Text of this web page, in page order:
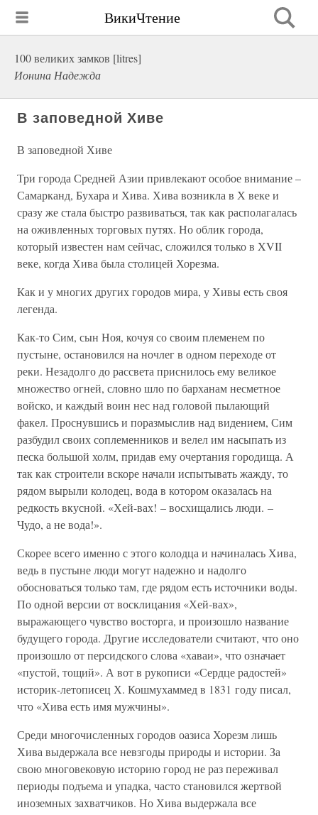
ВикиЧтение
100 великих замков [litres]
Ионина Надежда
В заповедной Хиве
В заповедной Хиве
Три города Средней Азии привлекают особое внимание –
Самарканд, Бухара и Хива. Хива возникла в Х веке и
сразу же стала быстро развиваться, так как располагалась
на оживленных торговых путях. Но облик города,
который известен нам сейчас, сложился только в XVII
веке, когда Хива была столицей Хорезма.
Как и у многих других городов мира, у Хивы есть своя
легенда.
Как-то Сим, сын Ноя, кочуя со своим племенем по
пустыне, остановился на ночлег в одном переходе от
реки. Незадолго до рассвета приснилось ему великое
множество огней, словно шло по барханам несметное
войско, и каждый воин нес над головой пылающий
факел. Проснувшись и поразмыслив над видением, Сим
разбудил своих соплеменников и велел им насыпать из
песка большой холм, придав ему очертания городища. А
так как строители вскоре начали испытывать жажду, то
рядом вырыли колодец, вода в котором оказалась на
редкость вкусной. «Хей-вах! – восхищались люди. –
Чудо, а не вода!».
Скорее всего именно с этого колодца и начиналась Хива,
ведь в пустыне люди могут надежно и надолго
обосноваться только там, где рядом есть источники воды.
По одной версии от восклицания «Хей-вах»,
выражающего чувство восторга, и произошло название
будущего города. Другие исследователи считают, что оно
произошло от персидского слова «хаваи», что означает
«пустой, тощий». А вот в рукописи «Сердце радостей»
историк-летописец Х. Кошмухаммед в 1831 году писал,
что «Хива есть имя мужчины».
Среди многочисленных городов оазиса Хорезм лишь
Хива выдержала все невзгоды природы и истории. За
свою многовековую историю город не раз переживал
периоды подъема и упадка, часто становился жертвой
иноземных захватчиков. Но Хива выдержала все